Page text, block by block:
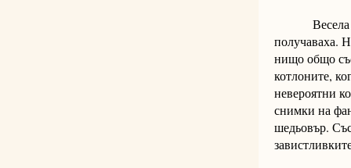
Весела
получаваха.
нищо общо
котлоните,
невероятни
снимки на
шедьовър.